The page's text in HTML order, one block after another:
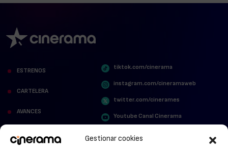
Gestionar cookies
ESTRENOS
CARTELERA
AVANCES
tiktok.com/cinerama
instagram.com/cineramaweb
twitter.com/cinerames
Youtube Canal Cinerama